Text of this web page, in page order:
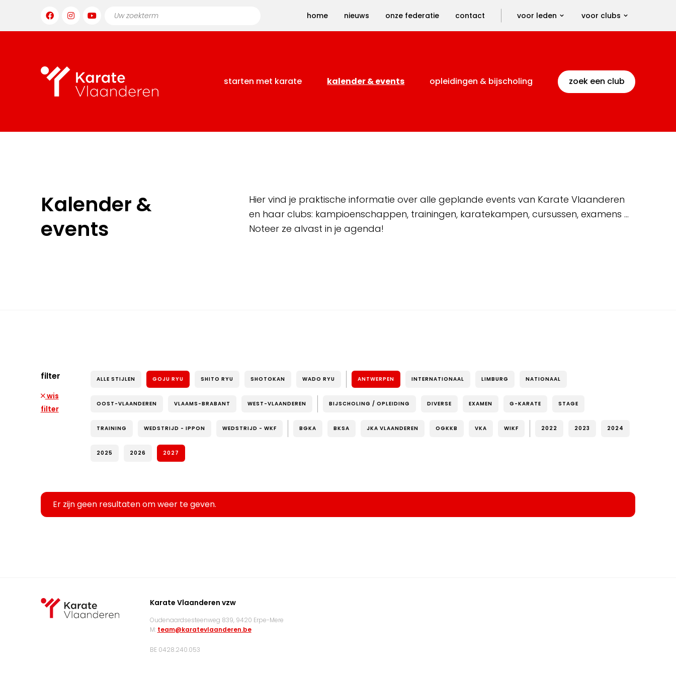
home nieuws onze federatie contact voor leden voor clubs
starten met karate kalender & events opleidingen & bijscholing zoek een club
Kalender &
events
Hier vind je praktische informatie over alle geplande events van Karate Vlaanderen
en haar clubs: kampioenschappen, trainingen, karatekampen, cursussen, examens …
Noteer ze alvast in je agenda!
filter
wis
filter
ALLE STIJLEN GOJU RYU SHITO RYU SHOTOKAN WADO RYU ANTWERPEN INTERNATIONAAL LIMBURG NATIONAAL
OOST-VLAANDEREN VLAAMS-BRABANT WEST-VLAANDEREN BIJSCHOLING / OPLEIDING DIVERSE EXAMEN G-KARATE STAGE
TRAINING WEDSTRIJD - IPPON WEDSTRIJD - WKF BGKA BKSA JKA VLAANDEREN OGKKB VKA WIKF 2022 2023 2024
2025 2026 2027
Er zijn geen resultaten om weer te geven.
Karate Vlaanderen vzw
Oudenaardsesteenweg 839, 9420 Erpe-Mere
M: team@karatevlaanderen.be
BE 0428.240.053